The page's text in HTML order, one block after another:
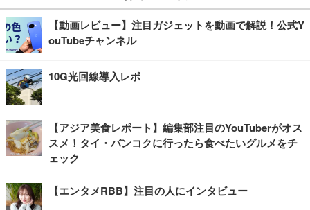
【動画レビュー】注目ガジェットを動画で解説！公式Y
ouTubeチャンネル
10G光回線導入レポ
【アジア美食レポート】編集部注目のYouTuberがオス
スメ！タイ・バンコクに行ったら食べたいグルメをチ
ェック
【エンタメRBB】注目の人にインタビュー